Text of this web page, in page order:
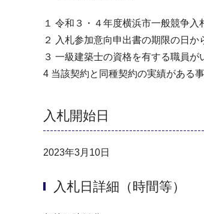
１ 令和３・４年度横浜市一般競争入
２ 入札参加意向申出書の期限の日
３ 一級建築士の資格を有する職員が
4 当該契約と同種契約の実績がある
入札開始日
2023年3月10日
入札日詳細（時間等）